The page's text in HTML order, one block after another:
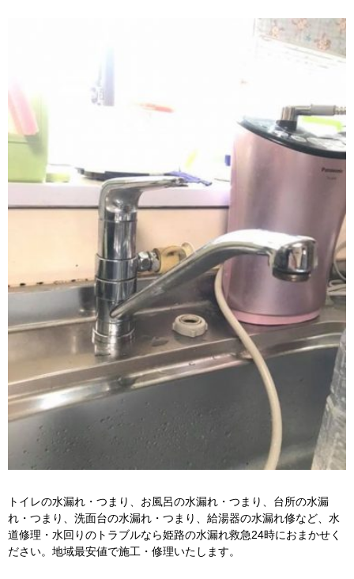
トイレの水漏れ・つまり、お風呂の水漏れ・つまり、台所の水漏
れ・つまり、洗面台の水漏れ・つまり、給湯器の水漏れ修など、水
道修理・水回りのトラブルなら姫路の水漏れ救急24時におまかせく
ださい。地域最安値で施工・修理いたします。